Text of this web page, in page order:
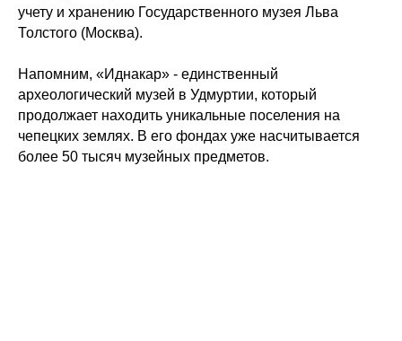
учету и хранению Государственного музея Льва
Толстого (Москва).
Напомним, «Иднакар» - единственный
археологический музей в Удмуртии, который
продолжает находить уникальные поселения на
чепецких землях. В его фондах уже насчитывается
более 50 тысяч музейных предметов.